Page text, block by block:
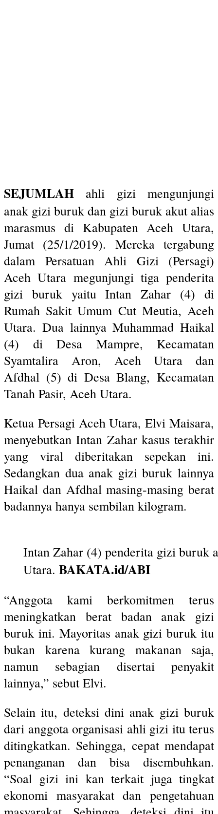
SEJUMLAH ahli gizi mengunjungi
anak gizi buruk dan gizi buruk akut alias
marasmus di Kabupaten Aceh Utara,
Jumat (25/1/2019). Mereka tergabung
dalam Persatuan Ahli Gizi (Persagi)
Aceh Utara megunjungi tiga penderita
gizi buruk yaitu Intan Zahar (4) di
Rumah Sakit Umum Cut Meutia, Aceh
Utara. Dua lainnya Muhammad Haikal
(4) di Desa Mampre, Kecamatan
Syamtalira Aron, Aceh Utara dan
Afdhal (5) di Desa Blang, Kecamatan
Tanah Pasir, Aceh Utara.
Ketua Persagi Aceh Utara, Elvi Maisara,
menyebutkan Intan Zahar kasus terakhir
yang viral diberitakan sepekan ini.
Sedangkan dua anak gizi buruk lainnya
Haikal dan Afdhal masing-masing berat
badannya hanya sembilan kilogram.
Intan Zahar (4) penderita gizi buruk
Utara. BAKATA.id/ABI
“Anggota kami berkomitmen terus
meningkatkan berat badan anak gizi
buruk ini. Mayoritas anak gizi buruk itu
bukan karena kurang makanan saja,
namun sebagian disertai penyakit
lainnya,” sebut Elvi.
Selain itu, deteksi dini anak gizi buruk
dari anggota organisasi ahli gizi itu terus
ditingkatkan. Sehingga, cepat mendapat
penanganan dan bisa disembuhkan.
“Soal gizi ini kan terkait juga tingkat
ekonomi masyarakat dan pengetahuan